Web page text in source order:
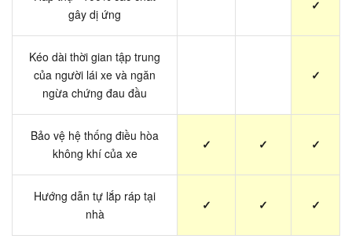
gây dị ứng
✓
Kéo dài thời gian tập trung
của người lái xe và ngăn
ngừa chứng đau đầu
✓
Bảo vệ hệ thống điều hòa
không khí của xe
✓ ✓ ✓
Hướng dẫn tự lắp ráp tại
nhà
✓ ✓ ✓